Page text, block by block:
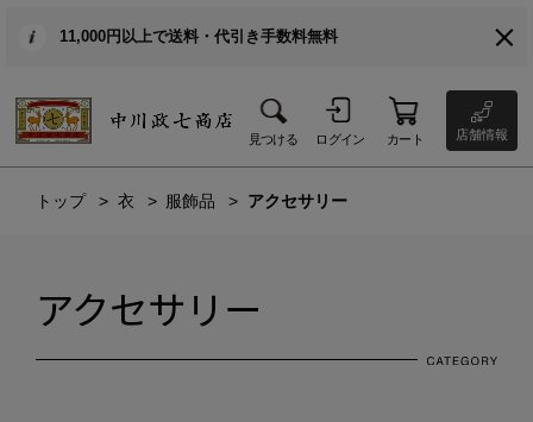
11,000円以上で送料・代引き手数料無料
見つける ログイン カート 店舗情報
トップ 衣 服飾品 アクセサリー
アクセサリー